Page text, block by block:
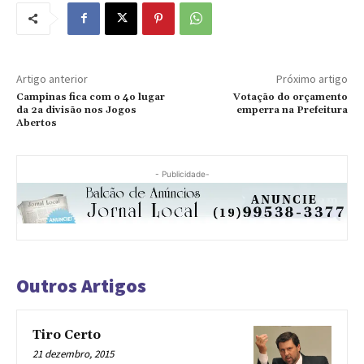
Artigo anterior
Campinas fica com o 4o lugar
da 2a divisão nos Jogos
Abertos
Próximo artigo
Votação do orçamento
emperra na Prefeitura
- Publicidade-
Outros Artigos
Tiro Certo
21 dezembro, 2015